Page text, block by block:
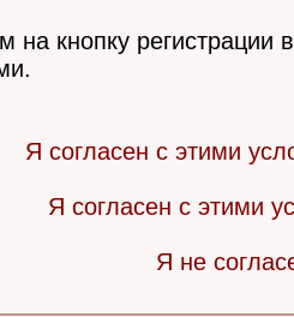
на кнопку регистрации
Я согласен с этими
Я согласен с этими
Я не